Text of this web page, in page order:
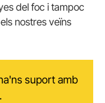
del foc i tampoc
nostres veïns
suport amb